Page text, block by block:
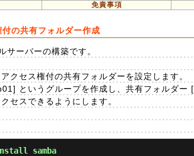
免責事項
の共有フォルダー作成
サーバーの構築です。
クセス権付の共有フォルダーを設定します。
というグループを作成し、共有フォルダ
セスできるようにします。
samba